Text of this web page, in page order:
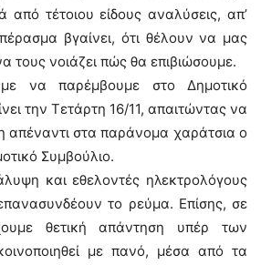
από τέτοιου είδους αναλύσεις, απ’
βγαίνει, ότι θέλουν να μας
τους νοιάζει πώς θα επιβιώσουμε.
να παρέμβουμε στο Δημοτικό
την Τετάρτη 16/11, απαιτώντας να
απέναντι στα παράνομα χαράτσια ο
Συμβούλιο.
και εθελοντές ηλεκτρολόγους
το ρεύμα. Επίσης, σε
θετική απάντηση υπέρ των
με πανό, μέσα από τα